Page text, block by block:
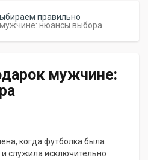
правильно
нюансы выбора
мужчине:
когда футболка была
служила исключительно